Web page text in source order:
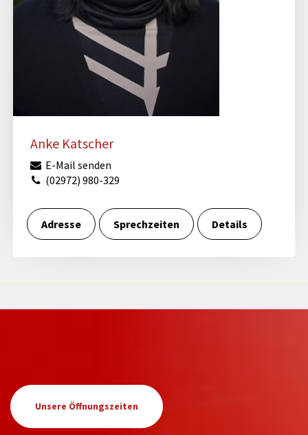
Anke Katscher
E-Mail senden
(02972) 980-329
Adresse Sprechzeiten Details
Unsere Öffnungszeiten